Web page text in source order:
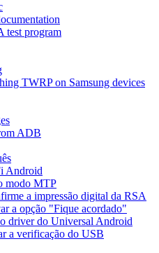
test program
TWRP on Samsung devices
ADB
Android
modo MTP
a impressão digital da RSA
a opção "Fique acordado"
driver do Universal Android
a verificação do USB